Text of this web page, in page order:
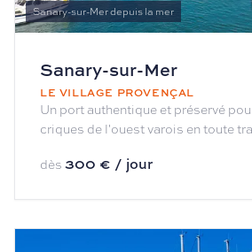
Sanary-sur-Mer depuis la mer
Sanary-sur-Mer
LE VILLAGE PROVENÇAL
Un port authentique et préservé
criques de l'ouest varois en toute
dès 300 € / jour